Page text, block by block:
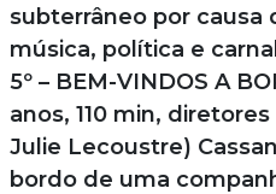
subterrâneo por causa
música, política e
5º – BEM-VINDOS A
anos, 110 min,
Julie Lecoustre)
bordo de uma